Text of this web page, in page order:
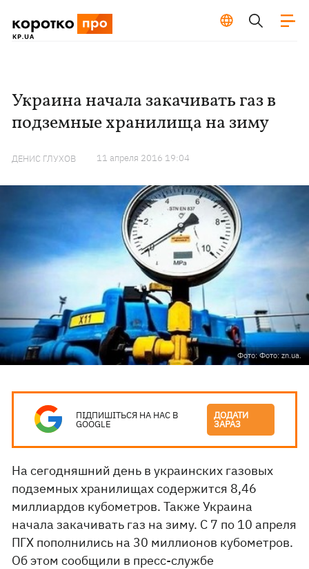
Украина начала закачивать газ в
подземные хранилища на зиму
ДЕНИС ГЛУХОВ 11 апреля 2016 19:04
Фото: Фото: zn.ua.
ПІДПИШІТЬСЯ НА НАС В
GOOGLE
ДОДАТИ
ЗАРАЗ
На сегодняшний день в украинских газовых
подземных хранилищах содержится 8,46
миллиардов кубометров. Также Украина
начала закачивать газ на зиму. С 7 по 10 апреля
ПГХ пополнились на 30 миллионов кубометров.
Об этом сообщили в пресс-службе